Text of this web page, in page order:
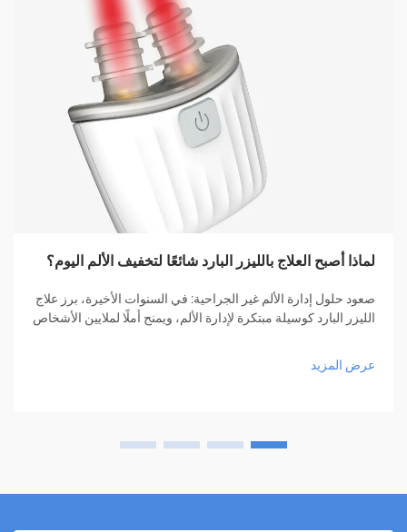
لماذا أصبح العلاج بالليزر البارد شائعًا لتخفيف الألم اليوم؟
صعود حلول إدارة الألم غير الجراحية: في السنوات الأخيرة، برز علاج
الليزر البارد كوسيلة مبتكرة لإدارة الألم، ويمنح أملًا لملايين الأشخاص
عرض المزيد